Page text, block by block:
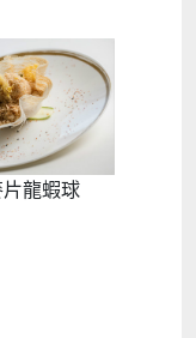
龍蝦球